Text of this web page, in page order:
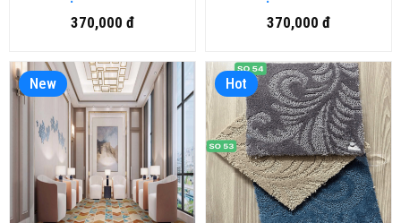
HFM.LUXURY03-HNM
370,000 đ
HFM.LUXURY02-HNM
370,000 đ
New Hot